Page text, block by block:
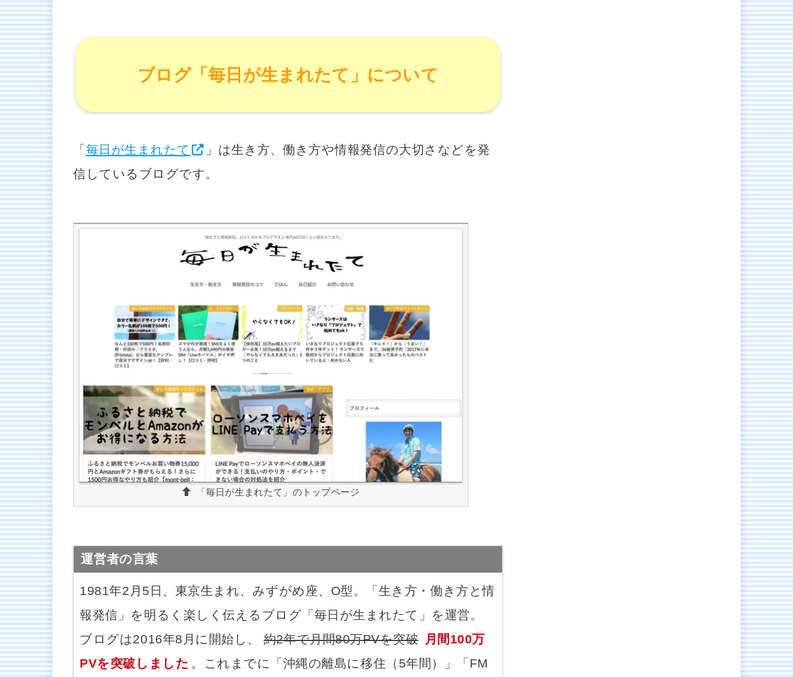
ブログ「毎日が生まれたて」について
「 毎日が生まれたて
」は生き方、働き方や情報発信の大切さなどを発
信しているブログです。
「毎日が生まれたて」のトップページ
運営者の言葉
1981年2月5日、東京生まれ、みずがめ座、O型。「生き方・働き方と情
報発信」を明るく楽しく伝えるブログ「毎日が生まれたて」を運営。
ブログは2016年8月に開始し、
約2年で月間80万PVを突破
月間100万
PVを突破しました 。これまでに「沖縄の離島に移住（5年間）」「FM